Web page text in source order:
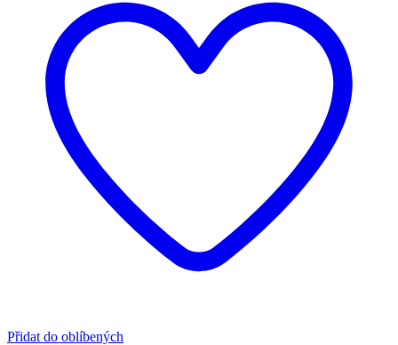
Přidat do oblíbených